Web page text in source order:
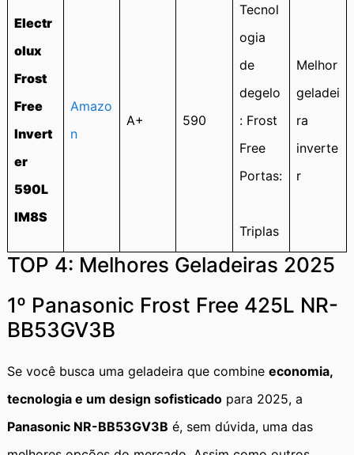
Electr
olux
Frost
Free
Invert
er
590L
IM8S
Amazo
n
A+ 590
Tecnol
ogia
de
degelo
: Frost
Free
Portas:
Triplas
Melhor
geladei
ra
inverte
r
TOP 4: Melhores Geladeiras 2025
1º Panasonic Frost Free 425L NR-
BB53GV3B
Se você busca uma geladeira que combine economia,
tecnologia e um design sofisticado para 2025, a
Panasonic NR-BB53GV3B é, sem dúvida, uma das